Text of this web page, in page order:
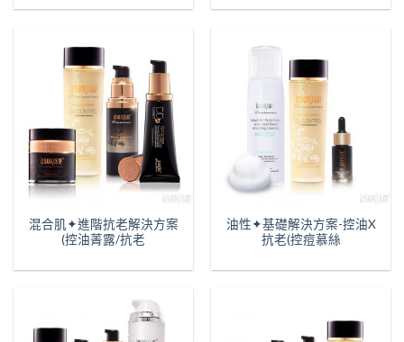
混合肌✦進階抗老解決方案
(控油菁露/抗老
油性✦基礎解決方案-控油X
抗老(控痘慕絲